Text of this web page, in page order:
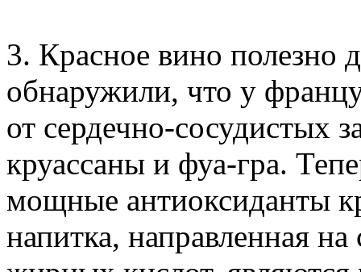
3. Красное вино полезно
обнаружили, что у
от сердечно-сосудистых
круассаны и фуа-гра.
мощные антиоксиданты
напитка, направленная